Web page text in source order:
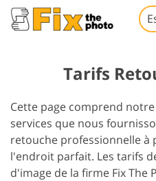
Tarifs
Cette page comprend
services que nous
retouche professionnelle à
l'endroit parfait. Les tarifs
d'image de la firme Fix